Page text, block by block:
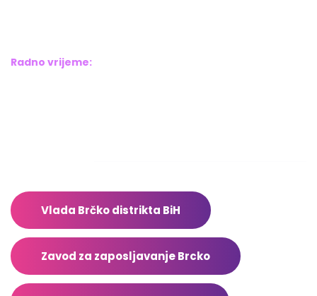
Radno vrijeme:
Vlada Brčko distrikta BiH
Zavod za zaposljavanje Brcko